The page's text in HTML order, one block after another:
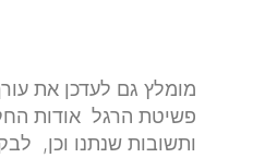
מומלץ גם לעדכן את
פשיטת הרגל אודות
ותשובות שנתנו וכן,